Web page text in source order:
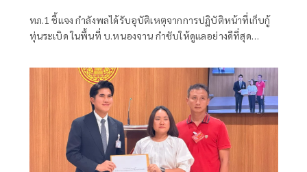
ทภ.1 ชี้แจง กำลังพลได้รับอุบัติเหตุจากการปฏิบัติหน้าที่เก็บกู้
ทุ่นระเบิด ในพื้นที่ บ.หนองจาน กำชับให้ดูแลอย่างดีที่สุด
ปัจจุบันสร้างพื้นที่ปลอดภัยแล้ว 76.73%